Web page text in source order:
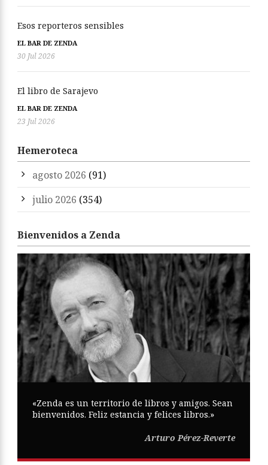
Esos reporteros sensibles
EL BAR DE ZENDA
30 Jul 2026
El libro de Sarajevo
EL BAR DE ZENDA
23 Jul 2026
Hemeroteca
agosto 2026 (91)
julio 2026 (354)
Bienvenidos a Zenda
«Zenda es un territorio de libros y amigos. Sean
bienvenidos. Feliz estancia y felices libros.»
Arturo Pérez-Reverte